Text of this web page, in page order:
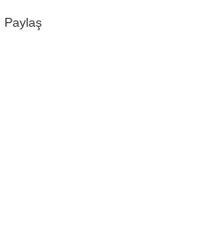
Paylaş